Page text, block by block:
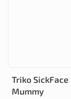
Triko SickFace
Mummy